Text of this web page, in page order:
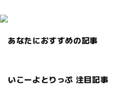
あなたにおすすめの記事
いこーよとりっぷ 注目記事